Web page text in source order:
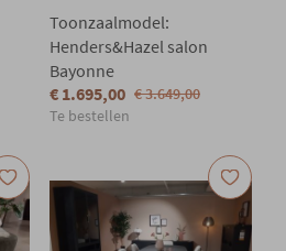
Toonzaalmodel:
Henders&Hazel salon
Bayonne
€ 1.695,00 € 3.649,00
Te bestellen